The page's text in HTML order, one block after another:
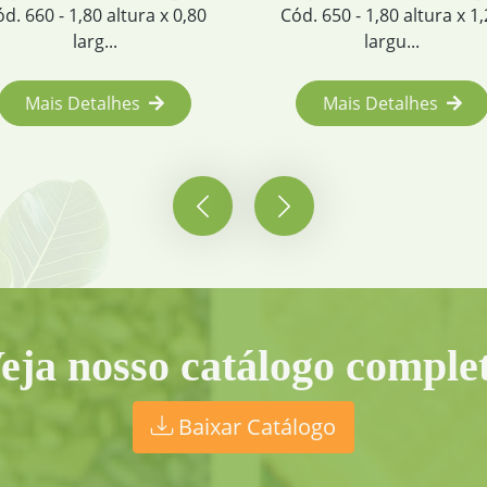
Cód. 650 - 1,80 altura x 1,20
Mais Detalhes
Cód. 652 - 1,80
Mais Detalhes
nosso catálogo
Baixar Catálogo